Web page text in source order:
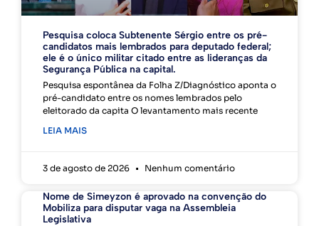
Pesquisa coloca Subtenente Sérgio entre os pré-
candidatos mais lembrados para deputado federal;
ele é o único militar citado entre as lideranças da
Segurança Pública na capital.
Pesquisa espontânea da Folha Z/Diagnóstico aponta o
pré-candidato entre os nomes lembrados pelo
eleitorado da capita O levantamento mais recente
LEIA MAIS
3 de agosto de 2026 Nenhum comentário
Nome de Simeyzon é aprovado na convenção do
Mobiliza para disputar vaga na Assembleia
Legislativa